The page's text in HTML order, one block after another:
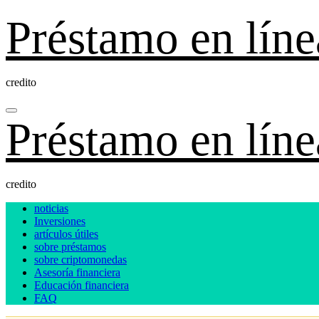
contenido
Préstamo en
credito
Préstamo en
credito
noticias
Inversiones
artículos útiles
sobre préstamos
sobre criptomonedas
Asesoría financiera
Educación financiera
FAQ